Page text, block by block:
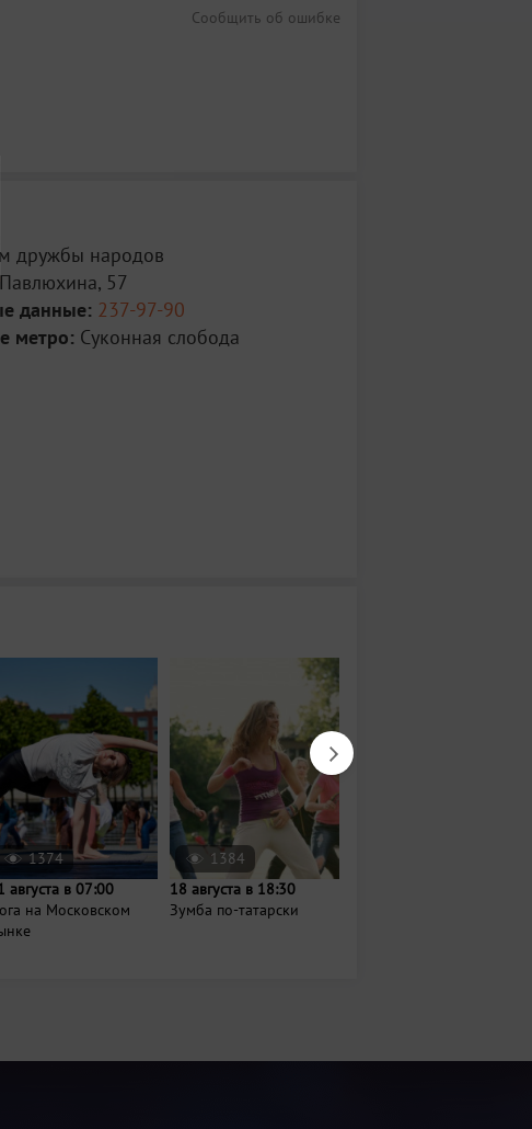
Сообщить об ошибке
дружбы народов
57
данные: 237-97-90
метро: Суконная слобода
1374
августа в 07:00
на Московском
1384
18 августа в 18:30
Зумба по-татарски